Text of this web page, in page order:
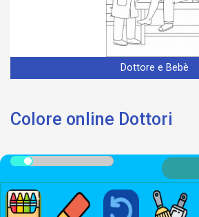
Dottore e Bebè
Colore online Dottori